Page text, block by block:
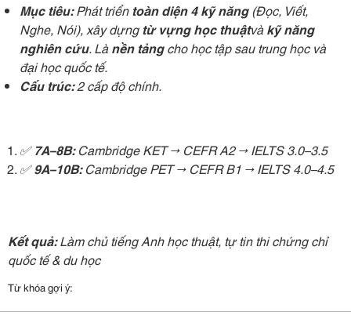
Mục tiêu:Phát triểntoàn diện 4 kỹ năng(Đọc, Viết,
Nghe, Nói), xây dựngtừ vựng học thuậtvàkỹ năng
nghiên cứu. Lànền tảngcho học tập sau trung học và
đại học quốc tế.
Cấu trúc:2 cấp độ chính.
✅7A–8B:Cambridge KET → CEFR A2 → IELTS 3.0–3.5
✅9A–10B:Cambridge PET → CEFR B1 → IELTS 4.0–4.5
Kết quả:Làm chủ tiếng Anh học thuật, tự tin thi chứng chỉ
quốc tế & du học
Từ khóa gợi ý: